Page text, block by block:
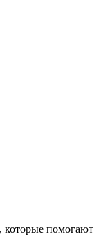
которые помогают